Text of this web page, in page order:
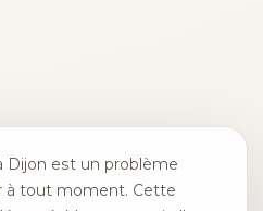
Dijon est un problème
à tout moment. Cette